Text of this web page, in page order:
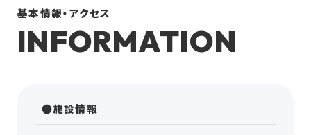
基本情報・アクセス
INFORMATION
施設情報